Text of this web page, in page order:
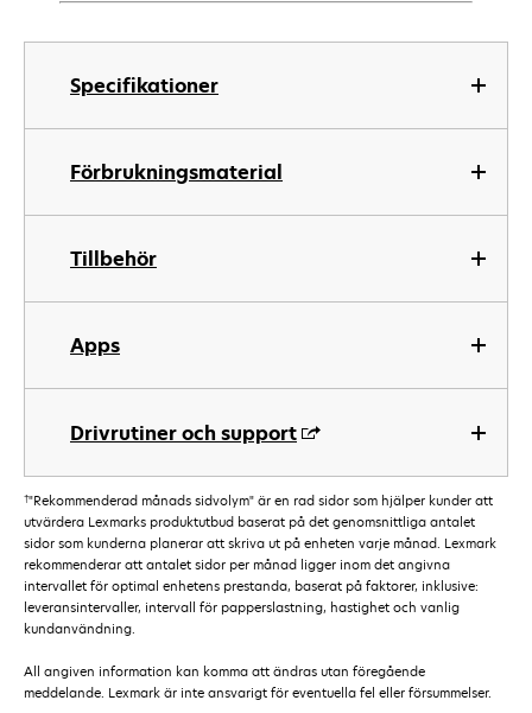
Specifikationer
Förbrukningsmaterial
Tillbehör
Apps
Drivrutiner och support
†"Rekommenderad månads sidvolym" är en rad sidor som hjälper kunder att
utvärdera Lexmarks produktutbud baserat på det genomsnittliga antalet
sidor som kunderna planerar att skriva ut på enheten varje månad. Lexmark
rekommenderar att antalet sidor per månad ligger inom det angivna
intervallet för optimal enhetens prestanda, baserat på faktorer, inklusive:
leveransintervaller, intervall för papperslastning, hastighet och vanlig
kundanvändning.
All angiven information kan komma att ändras utan föregående
meddelande. Lexmark är inte ansvarigt för eventuella fel eller försummelser.